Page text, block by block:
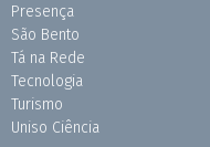
Presença
São Bento
Tá na Rede
Tecnologia
Turismo
Uniso Ciência